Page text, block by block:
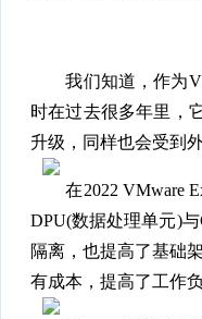
我们知道，作为
时在过去很多年里，
升级，同样也会受到
在2022 VMware
DPU(数据处理单元)
隔离，也提高了基础
有成本，提高了工作